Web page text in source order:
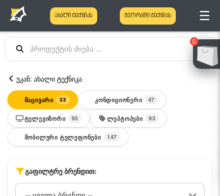
0
ახალი ტექნიკა მეორადი ტექნიკა ☰
უკან: ახალი ტექნიკა
ᲛᲐᲪᲘᲕᲐᲠᲘ 33 ᲙᲝᲜᲓᲘᲪᲘᲝᲜᲔᲠᲘ 47
ᲢᲔᲚᲔᲕᲘᲖᲝᲠᲘ 93 ᲚᲔᲞᲢᲝᲞᲔᲑᲘ 93
ᲛᲝᲑᲘᲚᲣᲠᲘ ᲢᲔᲚᲔᲤᲝᲜᲔᲑᲘ 147
ᲒᲐᲤᲘᲚᲢᲠᲔ ᲑᲠᲔᲜᲓᲘᲗ: